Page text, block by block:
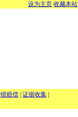
设为主页 收藏本站
赔偿 证据收集